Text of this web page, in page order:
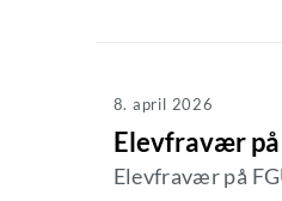
8. april 2026
Elevfravær på
Elevfravær på